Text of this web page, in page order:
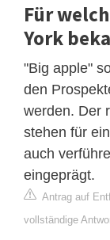
Für
York
"Big apple"
den
werden. Der
stehen für
auch
eingeprägt.
Antrag auf
vollständige